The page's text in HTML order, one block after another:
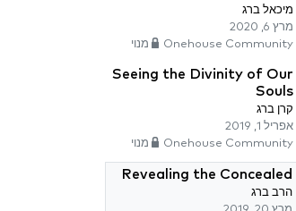
מיכאל ברג
מרץ 6, 2020
Onehouse Community מנוי
Seeing the Divinity of Our
Souls
קרן ברג
אפריל 1, 2019
Onehouse Community מנוי
Revealing the Concealed
הרב ברג